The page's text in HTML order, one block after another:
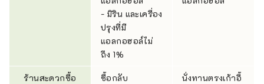
- มิริน และเครื่อง
ปรุงที่มี
แอลกอฮอล์ไม่
ถึง 1%
ร้านสะดวกซื้อ ซื้อกลับ
นั่งทานตรงเก้าอี้